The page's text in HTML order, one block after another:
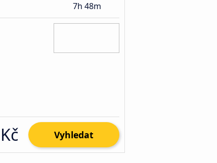
7h 48m
Vyhledat